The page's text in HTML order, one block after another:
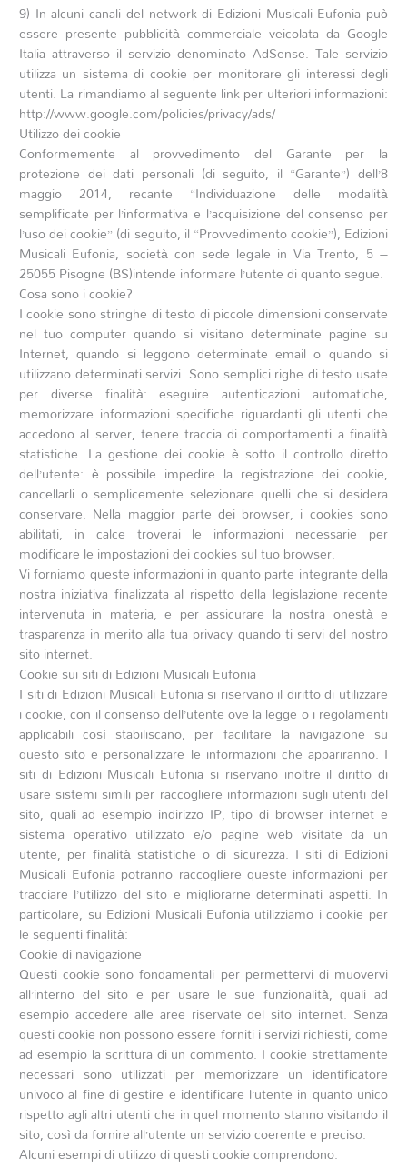
9) In alcuni canali del network di Edizioni Musicali Eufonia può
essere presente pubblicità commerciale veicolata da Google
Italia attraverso il servizio denominato AdSense. Tale servizio
utilizza un sistema di cookie per monitorare gli interessi degli
utenti. La rimandiamo al seguente link per ulteriori informazioni:
http://www.google.com/policies/privacy/ads/
Utilizzo dei cookie
Conformemente al provvedimento del Garante per la
protezione dei dati personali (di seguito, il “Garante”) dell’8
maggio 2014, recante “Individuazione delle modalità
semplificate per l’informativa e l’acquisizione del consenso per
l’uso dei cookie” (di seguito, il “Provvedimento cookie”), Edizioni
Musicali Eufonia, società con sede legale in Via Trento, 5 –
25055 Pisogne (BS)intende informare l’utente di quanto segue.
Cosa sono i cookie?
I cookie sono stringhe di testo di piccole dimensioni conservate
nel tuo computer quando si visitano determinate pagine su
Internet, quando si leggono determinate email o quando si
utilizzano determinati servizi. Sono semplici righe di testo usate
per diverse finalità: eseguire autenticazioni automatiche,
memorizzare informazioni specifiche riguardanti gli utenti che
accedono al server, tenere traccia di comportamenti a finalità
statistiche. La gestione dei cookie è sotto il controllo diretto
dell’utente: è possibile impedire la registrazione dei cookie,
cancellarli o semplicemente selezionare quelli che si desidera
conservare. Nella maggior parte dei browser, i cookies sono
abilitati, in calce troverai le informazioni necessarie per
modificare le impostazioni dei cookies sul tuo browser.
Vi forniamo queste informazioni in quanto parte integrante della
nostra iniziativa finalizzata al rispetto della legislazione recente
intervenuta in materia, e per assicurare la nostra onestà e
trasparenza in merito alla tua privacy quando ti servi del nostro
sito internet.
Cookie sui siti di Edizioni Musicali Eufonia
I siti di Edizioni Musicali Eufonia si riservano il diritto di utilizzare
i cookie, con il consenso dell’utente ove la legge o i regolamenti
applicabili così stabiliscano, per facilitare la navigazione su
questo sito e personalizzare le informazioni che appariranno. I
siti di Edizioni Musicali Eufonia si riservano inoltre il diritto di
usare sistemi simili per raccogliere informazioni sugli utenti del
sito, quali ad esempio indirizzo IP, tipo di browser internet e
sistema operativo utilizzato e/o pagine web visitate da un
utente, per finalità statistiche o di sicurezza. I siti di Edizioni
Musicali Eufonia potranno raccogliere queste informazioni per
tracciare l’utilizzo del sito e migliorarne determinati aspetti. In
particolare, su Edizioni Musicali Eufonia utilizziamo i cookie per
le seguenti finalità:
Cookie di navigazione
Questi cookie sono fondamentali per permettervi di muovervi
all’interno del sito e per usare le sue funzionalità, quali ad
esempio accedere alle aree riservate del sito internet. Senza
questi cookie non possono essere forniti i servizi richiesti, come
ad esempio la scrittura di un commento. I cookie strettamente
necessari sono utilizzati per memorizzare un identificatore
univoco al fine di gestire e identificare l’utente in quanto unico
rispetto agli altri utenti che in quel momento stanno visitando il
sito, così da fornire all’utente un servizio coerente e preciso.
Alcuni esempi di utilizzo di questi cookie comprendono: